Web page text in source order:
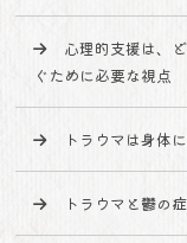
心理的支援は、
ぐために必要な視点
トラウマは身体
トラウマと鬱の